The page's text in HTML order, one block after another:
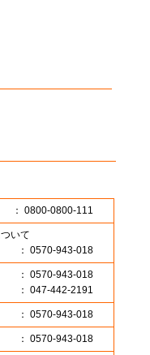
： 0800-0800-111
いて
： 0570-943-018
： 0570-943-018
： 047-442-2191
： 0570-943-018
： 0570-943-018